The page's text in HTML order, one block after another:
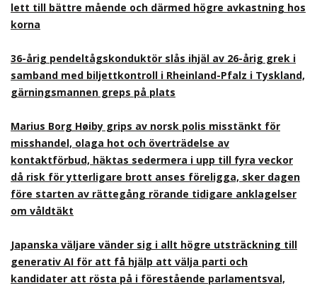
lett till bättre mående och därmed högre avkastning hos
korna
36-årig pendeltågskonduktör slås ihjäl av 26-årig grek i
samband med biljettkontroll i Rheinland-Pfalz i Tyskland,
gärningsmannen greps på plats
Marius Borg Høiby grips av norsk polis misstänkt för
misshandel, olaga hot och överträdelse av
kontaktförbud, häktas sedermera i upp till fyra veckor
då risk för ytterligare brott anses föreligga, sker dagen
före starten av rättegång rörande tidigare anklagelser
om våldtäkt
Japanska väljare vänder sig i allt högre utsträckning till
generativ AI för att få hjälp att välja parti och
kandidater att rösta på i förestående parlamentsval,